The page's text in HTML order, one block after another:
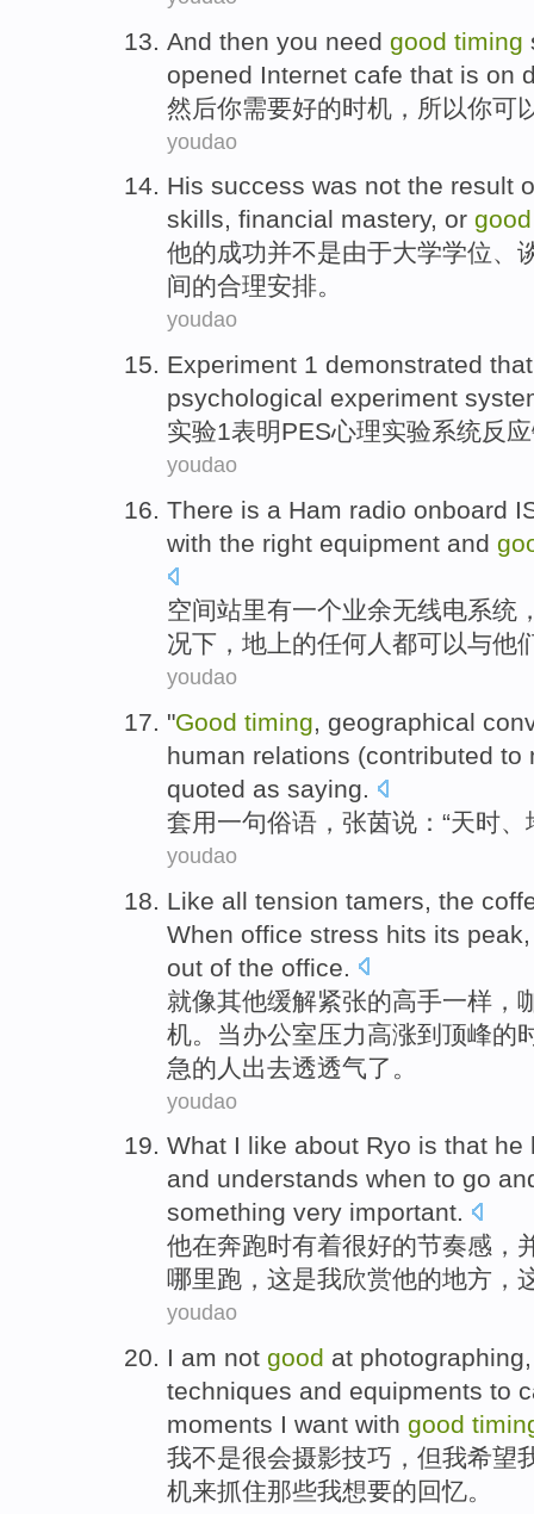
And then you need good timing
opened Internet cafe that is on
然后你需要好的时机 ， 所以你可
youdao
His success was not the result
skills, financial mastery, or
他的成功并不是由于大学学位、
间的合理安排。
youdao
Experiment 1 demonstrated that
psychological experiment
实验1表明PES心理实验系统反应
youdao
There is a Ham radio onboard
with the right equipment and
空间站里有一个业余无线电系统
况下， 地上的任何人都可以与他
youdao
"Good timing, geographical
human relations (contributed to
quoted as saying.
套用一句俗语 ， 张茵说：“天时、
youdao
Like all tension tamers , the
When office stress hits its peak
out of the office
就像其他缓解紧张的高手一样，
机。 当 办公室压力高涨到顶峰的
急的人 出去透透气了。
youdao
What I like about Ryo is that he
and understands when to go
something very important.
他在奔跑时有着很好的节奏感 ，
哪里跑 ， 这是我欣赏他的地方，
youdao
I am not good at photographing
techniques and equipments to
moments I want with good
我不是很会摄影技巧 ， 但我希望
机来抓住那些我想要的回忆。